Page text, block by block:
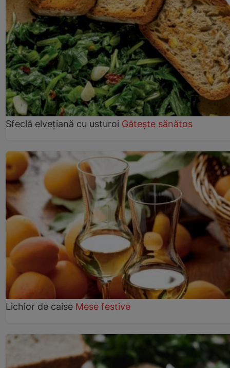
Sfeclă elvețiană cu usturoi Gătește sănătos
Lichior de caise Mese festive